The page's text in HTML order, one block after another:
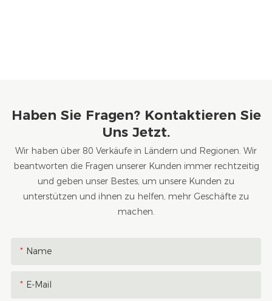
Haben Sie Fragen? Kontaktieren Sie
Uns Jetzt.
Wir haben über 80 Verkäufe in Ländern und Regionen. Wir
beantworten die Fragen unserer Kunden immer rechtzeitig
und geben unser Bestes, um unsere Kunden zu
unterstützen und ihnen zu helfen, mehr Geschäfte zu
machen.
Name
E-Mail